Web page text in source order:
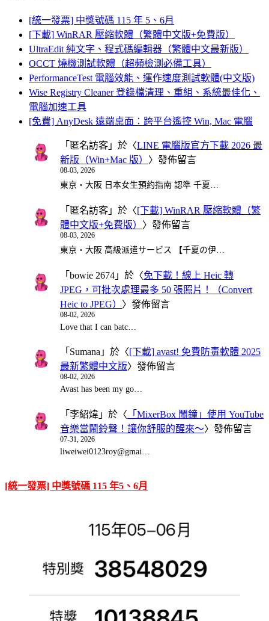
[統一發票] 中獎號碼 115 年 5、6月
[下載] WinRAR 壓縮軟體（繁體中文版+免費版）
UltraEdit 純文字、程式碼編輯器（繁體中文最新版）
OCCT 燒機測試軟體（超頻檢測必備工具）
PerformanceTest 電腦效能、運作速度測試軟體(中文版)
Wise Registry Cleaner 登錄檔清理、重組、系統最佳化、
電腦加速工具
[免費] AnyDesk 遠端桌面：跨平台遙控 Win, Mac 電腦
「 匿名訪客 」於〈LINE 電腦版官方下載 2026 最
新版（Win+Mac 版） 〉發佈留言
08-03, 2026
東京・大阪 日本女生預約指南 認準 千夏…
「 匿名訪客 」於〈[下載] WinRAR 壓縮軟體（繁
體中文版+免費版） 〉發佈留言
08-03, 2026
東京・大阪 高級派遣サービス 【千夏の伊…
「 bowie 2674 」於〈免下載！線上 Heic 轉
JPEG，可批次處理最多 50 張照片！（Convert
Heic to JPEG） 〉發佈留言
08-02, 2026
Love that I can batc…
「 Sumana 」於〈[下載] avast! 免費防毒軟體 2025
最新繁體中文版〉發佈留言
08-02, 2026
Avast has been my go…
「 李紹煒 」於〈 「MixerBox 鬧鐘」使用 YouTube
音樂當鬧鈴聲！讓你舒服的醒來～〉發佈留言
07-31, 2026
liweiwei0123roy@gmai…
[統一發票] 中獎號碼 115 年5、6月